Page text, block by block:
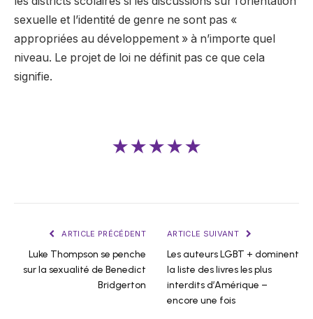
sexuelle et l’identité de genre ne sont pas «
appropriées au développement » à n’importe quel
niveau. Le projet de loi ne définit pas ce que cela
signifie.
★★★★★
ARTICLE PRÉCÉDENT
Luke Thompson se penche
sur la sexualité de Benedict
Bridgerton
ARTICLE SUIVANT
Les auteurs LGBT + dominent
la liste des livres les plus
interdits d’Amérique –
encore une fois